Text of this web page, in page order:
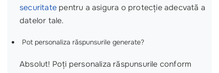
securitate pentru a asigura o protecție adecvată a
datelor tale.
Pot personaliza răspunsurile generate?
Absolut! Poți personaliza răspunsurile conform